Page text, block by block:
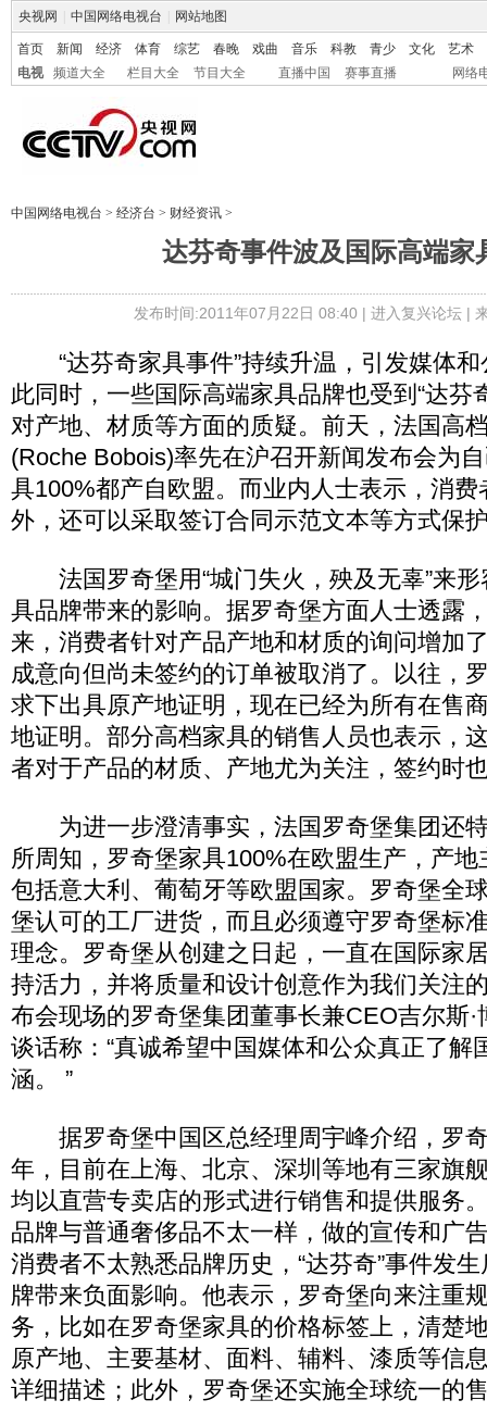
央视网 中国网络电视台 网站地图
首页 新闻 经济 体育 综艺 春晚 戏曲 音乐 科教 青少 文化
艺术
电视
频道大全 栏目大全 节目大全 直播中国 赛事直播 网络
中国网络电视台 > 经济台 > 财经资讯 >
达芬奇事件波及国际高端家
发布时间:2011年07月22日 08:40 | 进入复兴论坛|
“达芬奇家具事件”持续升温，引发媒体和
此同时，一些国际高端家具品牌也受到“达芬
对产地、材质等方面的质疑。前天，法国高
(Roche Bobois)率先在沪召开新闻发布会为
具100%都产自欧盟。而业内人士表示，消
外，还可以采取签订合同示范文本等方式保
法国罗奇堡用“城门失火，殃及无辜”来形
具品牌带来的影响。据罗奇堡方面人士透露
来，消费者针对产品产地和材质的询问增加
成意向但尚未签约的订单被取消了。以往，
求下出具原产地证明，现在已经为所有在售
地证明。部分高档家具的销售人员也表示，
者对于产品的材质、产地尤为关注，签约时
为进一步澄清事实，法国罗奇堡集团还特
所周知，罗奇堡家具100%在欧盟生产，产
包括意大利、葡萄牙等欧盟国家。罗奇堡全
堡认可的工厂进货，而且必须遵守罗奇堡标
理念。罗奇堡从创建之日起，一直在国际家
持活力，并将质量和设计创意作为我们关注
布会现场的罗奇堡集团董事长兼CEO吉尔斯
谈话称：“真诚希望中国媒体和公众真正了解
涵。 ”
据罗奇堡中国区总经理周宇峰介绍，罗
年，目前在上海、北京、深圳等地有三家旗
均以直营专卖店的形式进行销售和提供服务
品牌与普通奢侈品不太一样，做的宣传和广
消费者不太熟悉品牌历史，“达芬奇”事件发
牌带来负面影响。他表示，罗奇堡向来注重
务，比如在罗奇堡家具的价格标签上，清楚
原产地、主要基材、面料、辅料、漆质等信
详细描述；此外，罗奇堡还实施全球统一的